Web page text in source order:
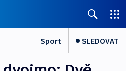
Sport SLEDOVAT